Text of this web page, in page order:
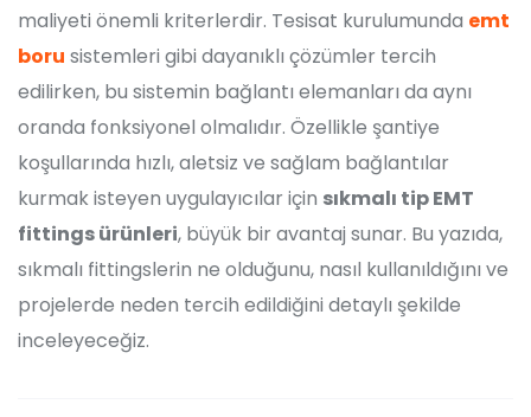
maliyeti önemli kriterlerdir. Tesisat kurulumunda emt
boru sistemleri gibi dayanıklı çözümler tercih
edilirken, bu sistemin bağlantı elemanları da aynı
oranda fonksiyonel olmalıdır. Özellikle şantiye
koşullarında hızlı, aletsiz ve sağlam bağlantılar
kurmak isteyen uygulayıcılar için sıkmalı tip EMT
fittings ürünleri, büyük bir avantaj sunar. Bu yazıda,
sıkmalı fittingslerin ne olduğunu, nasıl kullanıldığını ve
projelerde neden tercih edildiğini detaylı şekilde
inceleyeceğiz.